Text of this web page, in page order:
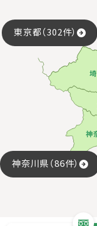
東京都（302件）
神奈川県（86件）